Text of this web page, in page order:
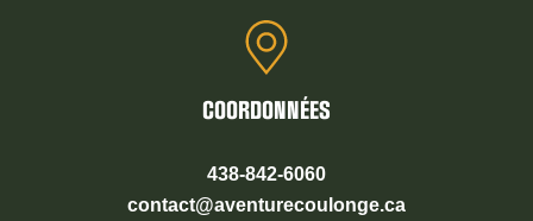
COORDONNÉES
438-842-6060
contact@aventurecoulonge.ca